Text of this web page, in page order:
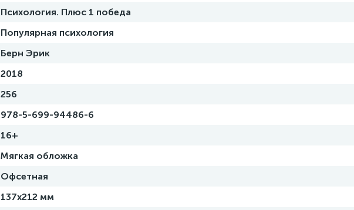
Психология. Плюс 1 победа
Популярная психология
Берн Эрик
2018
256
978-5-699-94486-6
16+
Мягкая обложка
Офсетная
137x212 мм